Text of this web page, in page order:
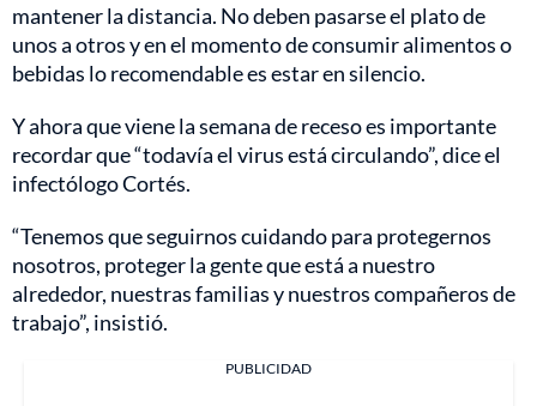
mantener la distancia. No deben pasarse el plato de
unos a otros y en el momento de consumir alimentos o
bebidas lo recomendable es estar en silencio.
Y ahora que viene la semana de receso es importante
recordar que “todavía el virus está circulando”, dice el
infectólogo Cortés.
“Tenemos que seguirnos cuidando para protegernos
nosotros, proteger la gente que está a nuestro
alrededor, nuestras familias y nuestros compañeros de
trabajo”, insistió.
PUBLICIDAD